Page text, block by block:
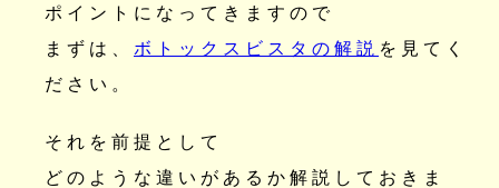
ポイントになってきますので
まずは、 ボトックスビスタの解説 を見てく
ださい。
それを前提として
どのような違いがあるか解説しておきま